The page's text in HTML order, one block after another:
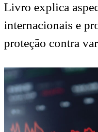
Livro explica
internacionais e
proteção contra